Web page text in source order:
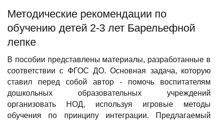
Методические рекомендации по
обучению детей 2-3 лет Барельефной
лепке
В пособии представлены материалы, разработанные в
соответствии с ФГОС ДО. Основная задача, которую
ставил перед собой автор - помочь воспитателям
дошкольных образовательных учреждений
организовать НОД, используя игровые методы
обучения по принципу интеграции. Предлагаемый